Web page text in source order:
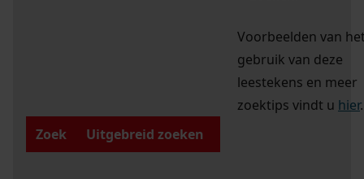
Voorbeelden van
gebruik van deze
leestekens en meer
zoektips vindt u hier.
Zoek
Uitgebreid zoeken